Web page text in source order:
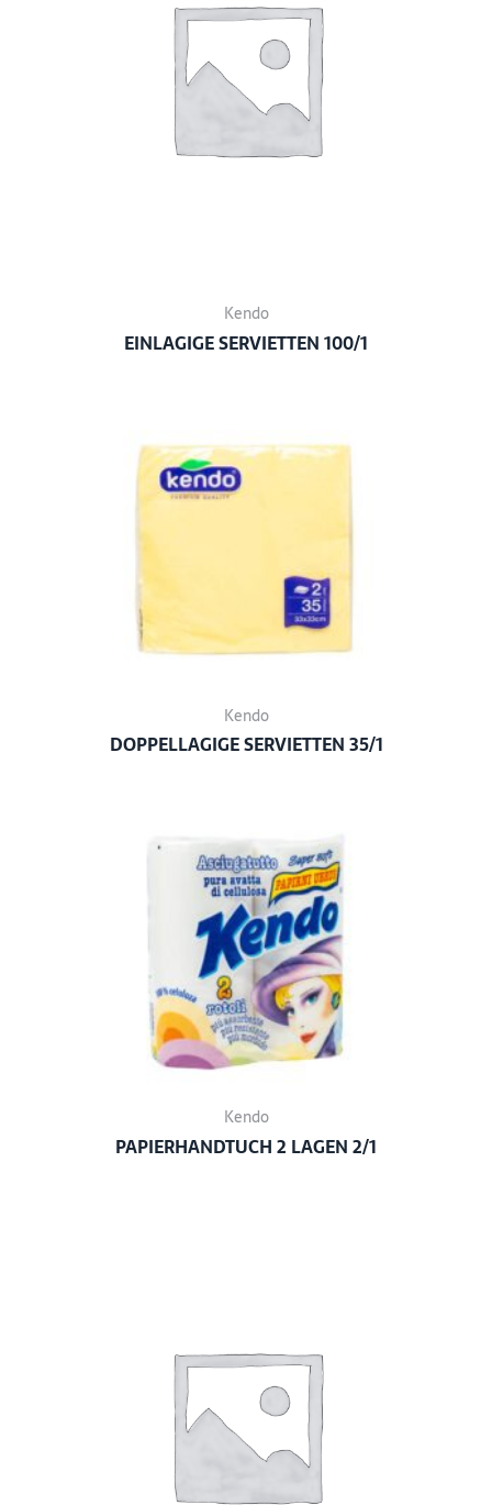
Kendo
EINLAGIGE SERVIETTEN 100/1
Kendo
DOPPELLAGIGE SERVIETTEN 35/1
Kendo
PAPIERHANDTUCH 2 LAGEN 2/1